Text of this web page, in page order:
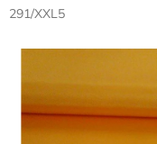
291/XXL5